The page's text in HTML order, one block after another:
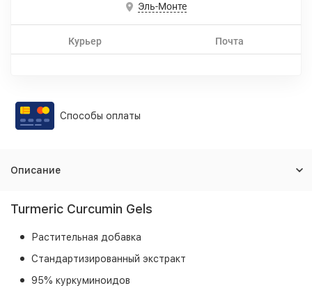
Эль-Монте
Курьер Почта
Способы оплаты
Описание
Turmeric Curcumin Gels
Растительная добавка
Стандартизированный экстракт
95% куркуминоидов